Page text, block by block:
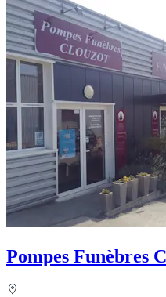
Pompes Funèbres